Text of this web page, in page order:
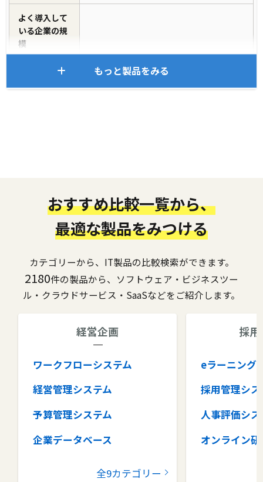
よく導入して
いる企業の規
模
もっと製品をみる
おすすめ比較一覧から、
最適な製品をみつける
カテゴリーから、IT製品の比較検索ができます。
2180件の製品から、ソフトウェア・ビジネスツー
ル・クラウドサービス・SaaSなどをご紹介します。
経営企画
ワークフローシステム
経営管理システム
予算管理システム
企業データベース
全9カテゴリー
採
eラーニング
採用管理シス
人事評価シス
オンライン研